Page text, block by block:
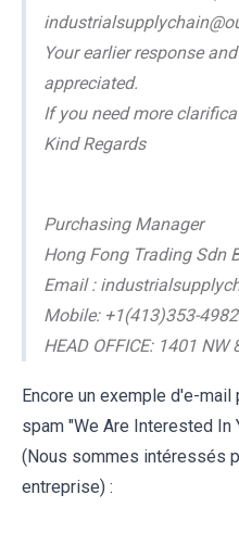
Your earlier response
appreciated.
If you need more
Kind Regards
Purchasing Manager
Hong Fong Trading Sdn
Email :
Mobile: +1(413)353-4982
HEAD OFFICE: 1401 NW
Encore un exemple d'e-mail
spam "We Are Interested In
(Nous sommes intéressés
entreprise) :